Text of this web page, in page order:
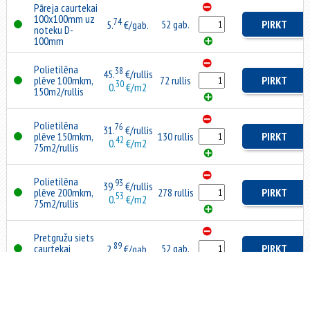
Pāreja caurtekai
100x100mm uz
noteku D-
100mm
5.74€/gab. 52 gab. PIRKT
Polietilēna
plēve 100mkm,
150m2/rullis
45.38 €/rullis
0.30€/m2
72 rullis PIRKT
Polietilēna
plēve 150mkm,
75m2/rullis
31.76 €/rullis
0.42€/m2
130 rullis PIRKT
Polietilēna
plēve 200mkm,
75m2/rullis
39.93 €/rullis
0.53 €/m2
278 rullis PIRKT
Pretgružu siets
caurtekai
2. 89€/gab. 52 gab. PIRKT